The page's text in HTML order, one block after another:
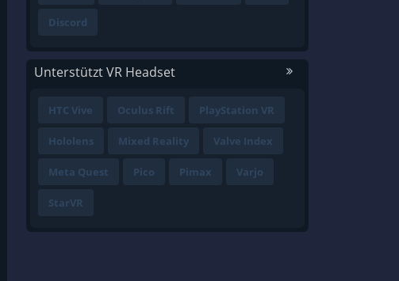
Discord
Unterstützt VR Headset
HTC Vive Oculus Rift PlayStation VR
Hololens Mixed Reality Valve Index
Meta Quest Pico Pimax Varjo
StarVR